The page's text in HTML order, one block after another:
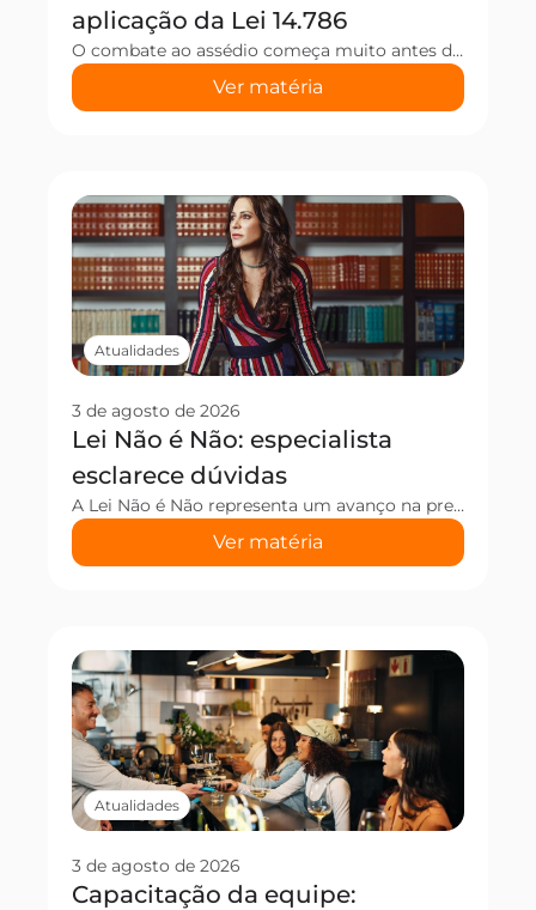
aplicação da Lei 14.786
O combate ao assédio começa muito antes de uma situação de violência acontecer. No entanto, muitos estabelecimentos ainda acreditam que cumprir a Lei nº 14.786/2023 significa apenas instalar um cartaz ou definir um responsável pelo atendimento. Na prática, esses e outros equívocos podem comprometer o acolhimento da vítima e impedir uma resposta rápida diante de […]
Ver matéria
Atualidades
3 de agosto de 2026
Lei Não é Não: especialista
esclarece dúvidas
A Lei Não é Não representa um avanço na prevenção e no enfrentamento do assédio e da violência contra mulheres em estabelecimentos que comercializam bebidas alcoólicas. Além de garantir direitos às vítimas, a legislação estabelece responsabilidades para esses espaços, tornando a segurança um compromisso compartilhado. Mas, na prática, o que muda para os pequenos negócios? […]
Ver matéria
Atualidades
3 de agosto de 2026
Capacitação da equipe: